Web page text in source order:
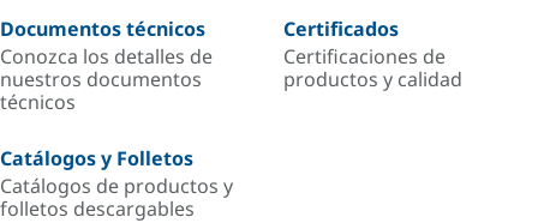
Documentos técnicos
Conozca los detalles de
nuestros documentos
técnicos
Certificados
Certificaciones de
productos y calidad
Catálogos y Folletos
Catálogos de productos y
folletos descargables